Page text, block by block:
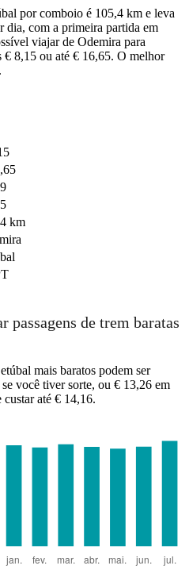
por comboio é 105,4 km e leva
dia, com a primeira partida em
viajar de Odemira para
€ 8,15 ou até € 16,65. O melhor
km
passagens de trem baratas
mais baratos podem ser
você tiver sorte, ou € 13,26 em
até € 14,16.